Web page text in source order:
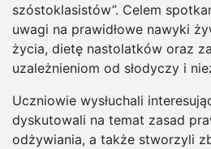
szóstoklasistów”. Celem
uwagi na prawidłowe nawyki
życia, dietę nastolatków oraz
uzależnieniom od słodyczy i
Uczniowie wysłuchali
dyskutowali na temat zasad
odżywiania, a także stworzyli